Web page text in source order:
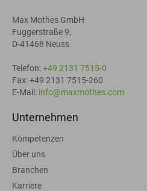
Max Mothes GmbH
Fuggerstraße 9,
D-41468 Neuss
Telefon:+49 2131 7515-0
Fax: +49 2131 7515-260
E-Mail: info@maxmothes.com
Unternehmen
Kompetenzen
Über uns
Branchen
Karriere